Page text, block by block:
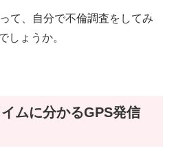
て、自分で不倫調査をしてみ
しょうか。
ムに分かるGPS発信